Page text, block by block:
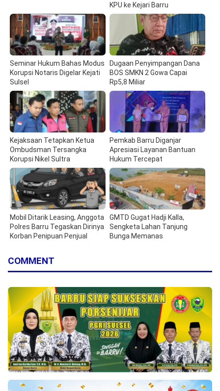
KPU ke Kejari Barru
Seminar Hukum Bahas Modus
Korupsi Notaris Digelar Kejati
Sulsel
Dugaan Penyimpangan Dana
BOS SMKN 2 Gowa Capai
Rp5,8 Miliar
Kejaksaan Tetapkan Ketua
Ombudsman Tersangka
Korupsi Nikel Sultra
Pemkab Barru Diganjar
Apresiasi Layanan Bantuan
Hukum Tercepat
Mobil Ditarik Leasing, Anggota
Polres Barru Tegaskan Dirinya
Korban Penipuan Penjual
GMTD Gugat Hadji Kalla,
Sengketa Lahan Tanjung
Bunga Memanas
COMMENT